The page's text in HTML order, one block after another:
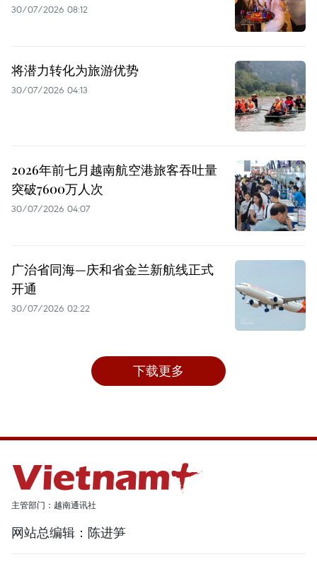
30/07/2026 08:12
将潜力转化为旅游优势
30/07/2026 04:13
2026年前七月越南航空港旅客吞吐量
突破7600万人次
30/07/2026 04:07
广治省同海—庆和省金兰新航线正式
开通
30/07/2026 02:22
下载更多
主管部门：越南通讯社
网站总编辑：陈进笋